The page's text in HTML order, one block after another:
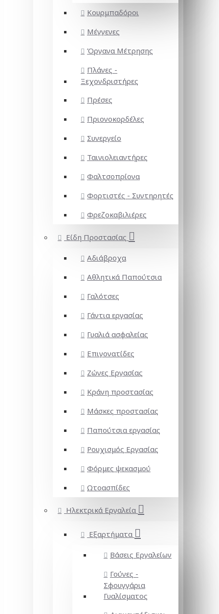
Κουρμπαδόροι
Μέγγενες
Όργανα Μέτρησης
Πλάνες -
Ξεχονδριστήρες
Πρέσες
Πριονοκορδέλες
Συνεργείο
Ταινιολειαντήρες
Φαλτσοπρίονα
Φορτιστές - Συντηρητές
Φρεζοκαβιλιέρες
Είδη Προστασίας
Αδιάβροχα
Αθλητικά Παπούτσια
Γαλότσες
Γάντια εργασίας
Γυαλιά ασφαλείας
Επιγονατίδες
Ζώνες Εργασίας
Κράνη προστασίας
Μάσκες προστασίας
Παπούτσια εργασίας
Ρουχισμός Εργασίας
Φόρμες ψεκασμού
Ωτοασπίδες
Ηλεκτρικά Εργαλεία
Εξαρτήματα
Βάσεις Εργαλείων
Γούνες -
Σφουγγάρια
Γυαλίσματος